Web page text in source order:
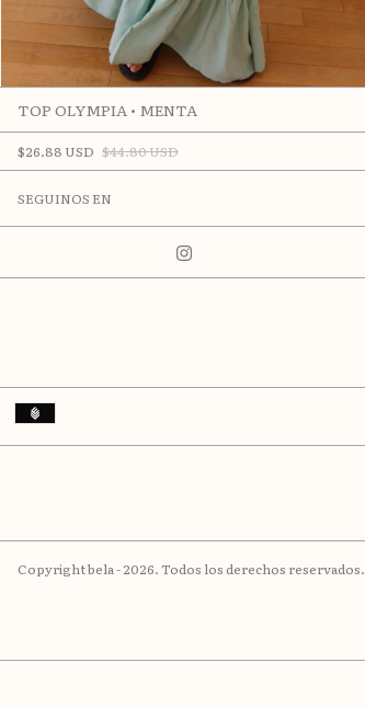
TOP OLYMPIA • MENTA
$26.88 USD $44.80 USD
SEGUINOS EN
Copyright bela - 2026. Todos los derechos reservados.